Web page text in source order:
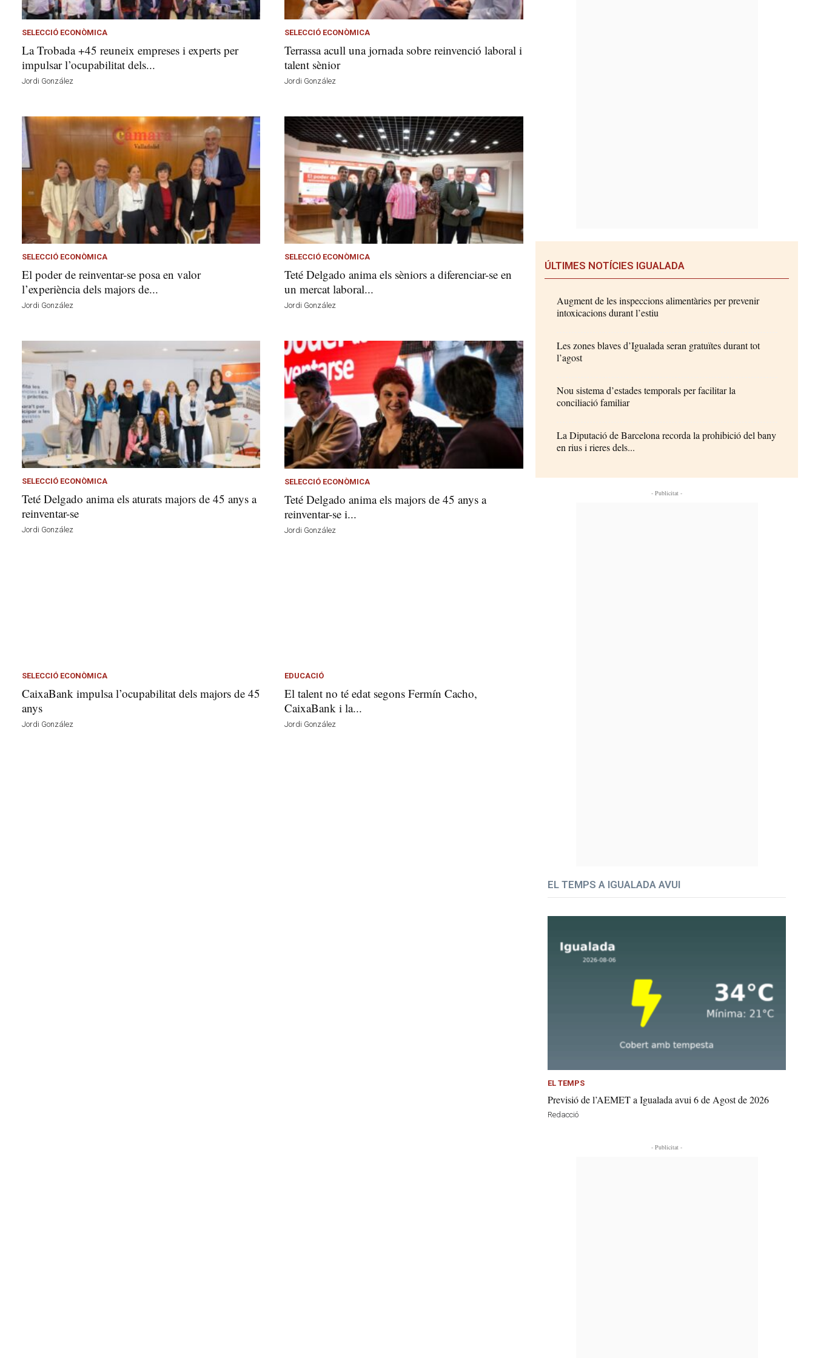
SELECCIÓ ECONÒMICA
La Trobada +45 reuneix empreses i experts per
impulsar l’ocupabilitat dels...
Jordi González
SELECCIÓ ECONÒMICA
Terrassa acull una jornada sobre reinvenció laboral i
talent sènior
Jordi González
SELECCIÓ ECONÒMICA
El poder de reinventar-se posa en valor
l’experiència dels majors de...
Jordi González
SELECCIÓ ECONÒMICA
Teté Delgado anima els sèniors a diferenciar-se en
un mercat laboral...
Jordi González
SELECCIÓ ECONÒMICA
Teté Delgado anima els aturats majors de 45 anys a
reinventar-se
Jordi González
SELECCIÓ ECONÒMICA
Teté Delgado anima els majors de 45 anys a
reinventar-se i...
Jordi González
SELECCIÓ ECONÒMICA
CaixaBank impulsa l’ocupabilitat dels majors de 45
anys
Jordi González
EDUCACIÓ
El talent no té edat segons Fermín Cacho,
CaixaBank i la...
Jordi González
ÚLTIMES NOTÍCIES IGUALADA
Augment de les inspeccions alimentàries per prevenir
intoxicacions durant l’estiu
Les zones blaves d’Igualada seran gratuïtes durant tot
l’agost
Nou sistema d’estades temporals per facilitar la
conciliació familiar
La Diputació de Barcelona recorda la prohibició del bany
en rius i rieres dels...
- Publicitat -
EL TEMPS A IGUALADA AVUI
EL TEMPS
Previsió de l’AEMET a Igualada avui 6 de Agost de 2026
Redacció
- Publicitat -